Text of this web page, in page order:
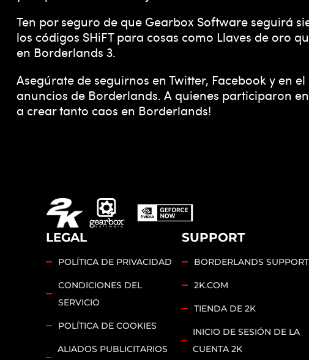
Ten por seguro de que Gearbox Software seguirá
los códigos SHiFT para cosas como Llaves de oro
en Borderlands 3.
Asegúrate de seguirnos en Twitter, Facebook y en
anuncios de Borderlands. A quienes participaron
a crear tanto caos en Borderlands!
LEGAL
POLÍTICA DE PRIVACIDAD
CONDICIONES DEL
SERVICIO
POLÍTICA DE COOKIES
ALIADOS PUBLICITARIOS
SUPPORT
BORDERLANDS SUPPORT
2K.COM
TIENDA DE 2K
INICIO DE SESIÓN DE LA
CUENTA 2K